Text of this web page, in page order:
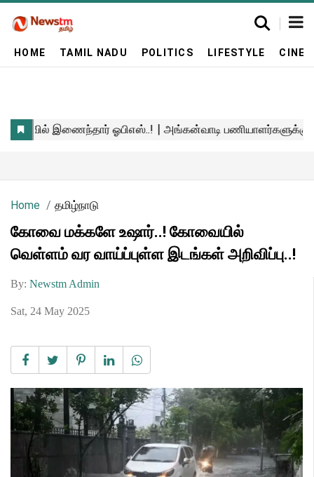
HOME TAMIL NADU POLITICS LIFESTYLE
Home தமிழ்நாடு
கோவை மக்களே உஷார்..! கோவையில்
வெள்ளம் வர வாய்ப்புள்ள இடங்கள் அறிவிப்பு..!
By: Newstm Admin
Sat, 24 May 2025